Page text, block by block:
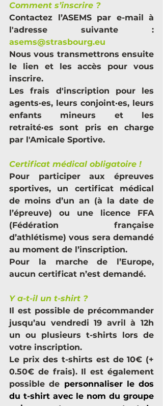
Comment s’inscrire ?
Contactez l’ASEMS par e-mail à
asems@strasbourg.eu
Nous vous transmettrons ensuite
le lien et les accès pour vous
inscrire.
Les frais d'inscription pour les
agents·es, leurs conjoint·es, leurs
enfants mineurs et les
retraité·es sont pris en charge
par l'Amicale Sportive.
Certificat médical obligatoire !
Pour participer aux épreuves
sportives, un certificat médical
de moins d’un an (à la date de
l’épreuve) ou une licence FFA
(Fédération française
d’athlétisme) vous sera demandé
au moment de l’inscription.
Pour la marche de l’Europe,
aucun certificat n’est demandé.
Y a-t-il un t-shirt ?
Il est possible de précommander
jusqu’au vendredi 19 avril à 12h
un ou plusieurs t-shirts lors de
votre inscription.
Le prix des t-shirts est de 10€ (+
0.50€ de frais). Il est également
possible de personnaliser le dos
du t-shirt avec le nom du groupe